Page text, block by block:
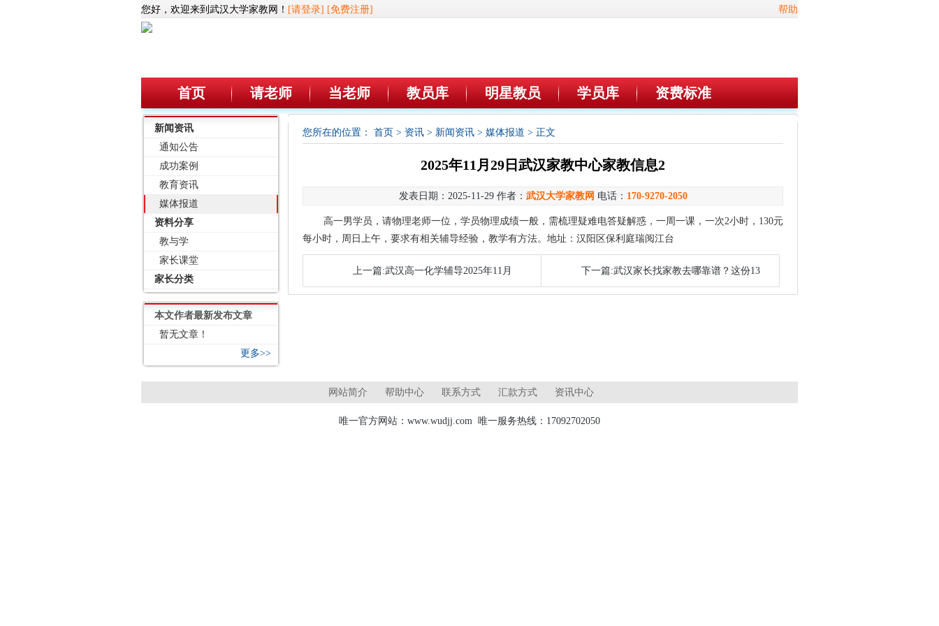
您好，欢迎来到武汉大学家教网！ [请登录] [免费注册] 帮助
首页 请老师 当老师 教员库 明星教员 学员库 资费标准
新闻资讯
通知公告
成功案例
教育资讯
媒体报道
资料分享
教与学
家长课堂
家长分类
本文作者最新发布文章
暂无文章！
更多>>
您所在的位置： 首页 > 资讯 > 新闻资讯 > 媒体报道 > 正文
2025年11月29日武汉家教中心家教信息2
发表日期：2025-11-29 作者： 武汉大学家教网 电话： 170-9270-2050
高一男学员，请物理老师一位，学员物理成绩一般，需梳理疑难电答疑解惑，一周一课，一次2小时，130元
每小时，周日上午，要求有相关辅导经验，教学有方法。地址：汉阳区保利庭瑞阅江台
上一篇:武汉高一化学辅导2025年11月 下一篇:武汉家长找家教去哪靠谱？这份13
网站简介 帮助中心 联系方式 汇款方式 资讯中心
唯一官方网站：www.wudjj.com 唯一服务热线：17092702050